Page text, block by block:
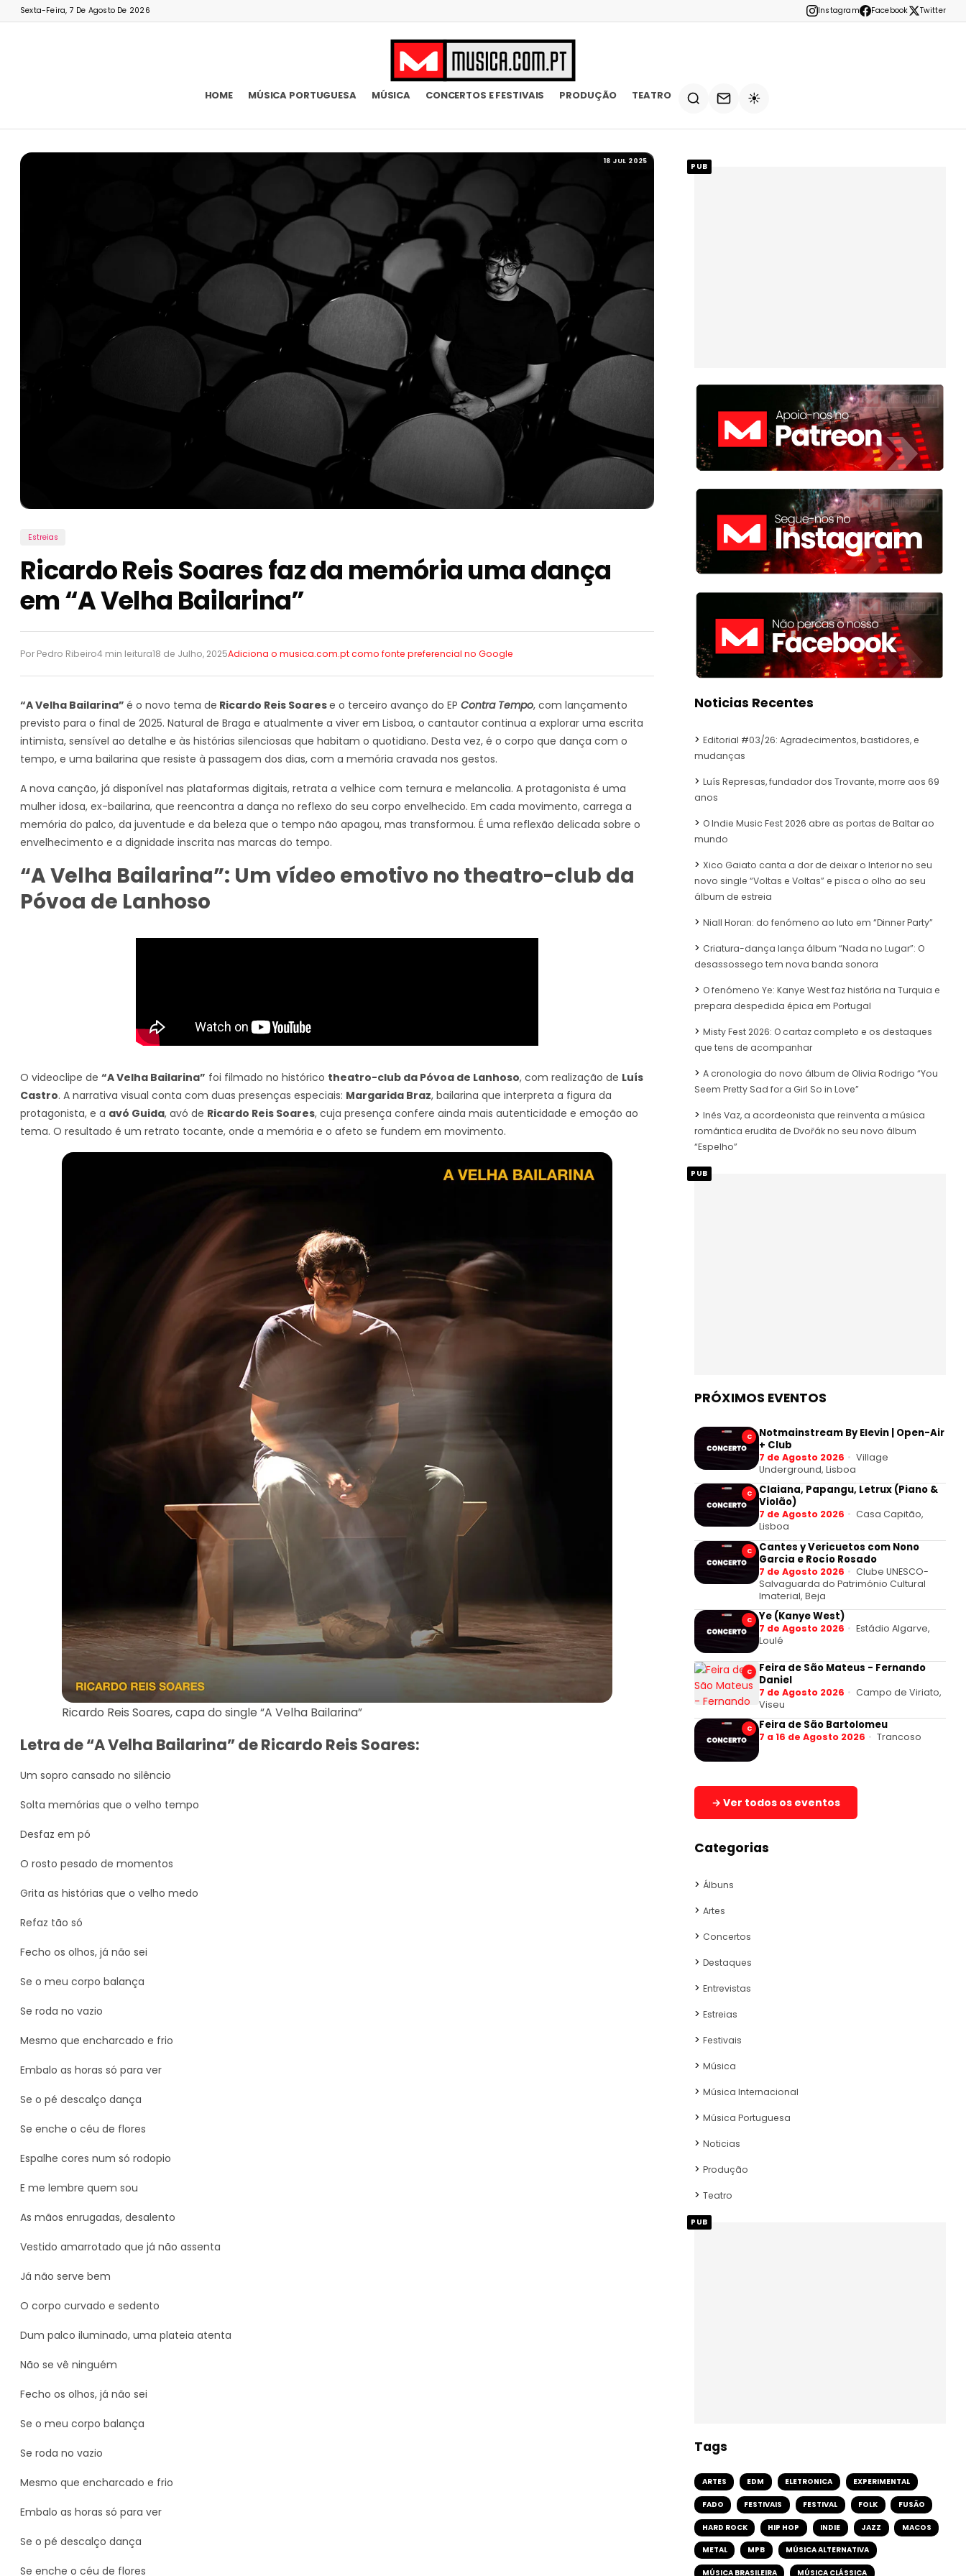
Sexta-Feira, 7 De Agosto De 2026 Instagram Facebook Twitter
HOME MÚSICA PORTUGUESA MÚSICA CONCERTOS E FESTIVAIS PRODUÇÃO TEATRO ☀️
18 JUL 2025
Estreias
Ricardo Reis Soares faz da memória uma dança
em “A Velha Bailarina”
Por Pedro Ribeiro4 min leitura18 de Julho, 2025Adiciona o musica.com.pt como fonte preferencial no Google
“A Velha Bailarina” é o novo tema de Ricardo Reis Soarese o terceiro avanço do EP Contra Tempo, com lançamento
previsto para o final de 2025. Natural de Braga e atualmente a viver em Lisboa, o cantautor continua a explorar uma escrita
intimista, sensível ao detalhe e às histórias silenciosas que habitam o quotidiano. Desta vez, é o corpo que dança com o
tempo, e uma bailarina que resiste à passagem dos dias, com a memória cravada nos gestos.
A nova canção, já disponível nas plataformas digitais, retrata a velhice com ternura e melancolia. A protagonista é uma
mulher idosa, ex-bailarina, que reencontra a dança no reflexo do seu corpo envelhecido. Em cada movimento, carrega a
memória do palco, da juventude e da beleza que o tempo não apagou, mas transformou. É uma reflexão delicada sobre o
envelhecimento e a dignidade inscrita nas marcas do tempo.
“A Velha Bailarina”: Um vídeo emotivo no theatro-club da
Póvoa de Lanhoso
O videoclipe de “A Velha Bailarina” foi filmado no histórico theatro-club da Póvoa de Lanhoso, com realização de Luís
Castro. A narrativa visual conta com duas presenças especiais: Margarida Braz, bailarina que interpreta a figura da
protagonista, e a avó Guida, avó de Ricardo Reis Soares, cuja presença confere ainda mais autenticidade e emoção ao
tema. O resultado é um retrato tocante, onde a memória e o afeto se fundem em movimento.
Ricardo Reis Soares, capa do single “A Velha Bailarina”
Letra de “A Velha Bailarina” de Ricardo Reis Soares:
Um sopro cansado no silêncio
Solta memórias que o velho tempo
Desfaz em pó
O rosto pesado de momentos
Grita as histórias que o velho medo
Refaz tão só
Fecho os olhos, já não sei
Se o meu corpo balança
Se roda no vazio
Mesmo que encharcado e frio
Embalo as horas só para ver
Se o pé descalço dança
Se enche o céu de flores
Espalhe cores num só rodopio
E me lembre quem sou
As mãos enrugadas, desalento
Vestido amarrotado que já não assenta
Já não serve bem
O corpo curvado e sedento
Dum palco iluminado, uma plateia atenta
Não se vê ninguém
Fecho os olhos, já não sei
Se o meu corpo balança
Se roda no vazio
Mesmo que encharcado e frio
Embalo as horas só para ver
Se o pé descalço dança
Se enche o céu de flores
PUB
Noticias Recentes
Editorial #03/26: Agradecimentos, bastidores, e
mudanças
Luís Represas, fundador dos Trovante, morre aos 69
anos
O Indie Music Fest 2026 abre as portas de Baltar ao
mundo
Xico Gaiato canta a dor de deixar o Interior no seu
novo single “Voltas e Voltas” e pisca o olho ao seu
álbum de estreia
Niall Horan: do fenómeno ao luto em “Dinner Party”
Criatura-dança lança álbum “Nada no Lugar”: O
desassossego tem nova banda sonora
O fenómeno Ye: Kanye West faz história na Turquia e
prepara despedida épica em Portugal
Misty Fest 2026: O cartaz completo e os destaques
que tens de acompanhar
A cronologia do novo álbum de Olivia Rodrigo “You
Seem Pretty Sad for a Girl So in Love”
Inês Vaz, a acordeonista que reinventa a música
romântica erudita de Dvořák no seu novo álbum
“Espelho”
PUB
PRÓXIMOS EVENTOS
C
Notmainstream By Elevin | Open-Air
+ Club
7 de Agosto 2026
Village
Underground, Lisboa
C
Claiana, Papangu, Letrux (Piano &
Violão)
7 de Agosto 2026
Casa Capitão,
Lisboa
C
Cantes y Vericuetos com Nono
Garcia e Rocío Rosado
7 de Agosto 2026
Clube UNESCO-
Salvaguarda do Património Cultural
Imaterial, Beja
C Ye (Kanye West)
7 de Agosto 2026
Estádio Algarve,
Loulé
C
Feira de São Mateus - Fernando
Daniel
7 de Agosto 2026
Campo de Viriato,
Viseu
C Feira de São Bartolomeu
7 a 16 de Agosto 2026 Trancoso
→ Ver todos os eventos
Categorias
Álbuns
Artes
Concertos
Destaques
Entrevistas
Estreias
Festivais
Música
Música Internacional
Música Portuguesa
Noticias
Produção
Teatro
PUB
Tags
ARTES EDM ELETRONICA EXPERIMENTAL
FADO FESTIVAIS FESTIVAL FOLK FUSÃO
HARD ROCK HIP HOP INDIE JAZZ MACOS
METAL MPB MÚSICA ALTERNATIVA
MÚSICA BRASILEIRA MÚSICA CLÁSSICA